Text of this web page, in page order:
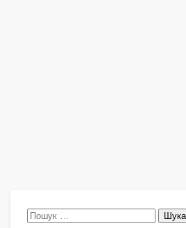
Пошук: